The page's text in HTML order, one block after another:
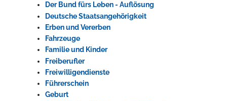
Service
Konzerte, Tagungen und vieles mehr
Die Stadthalle Hockenheim bietet den perfekten Standort für Events
Der Bund fürs Leben - Auflösung
Deutsche Staatsangehörigkeit
Erben und Vererben
Fahrzeuge
Familie und Kinder
Freiberufler
Freiwilligendienste
Führerschein
Geburt